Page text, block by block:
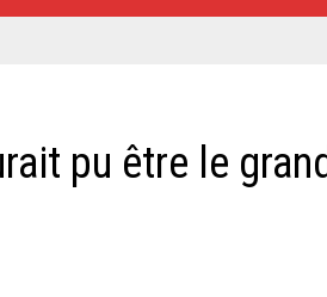
pu être le